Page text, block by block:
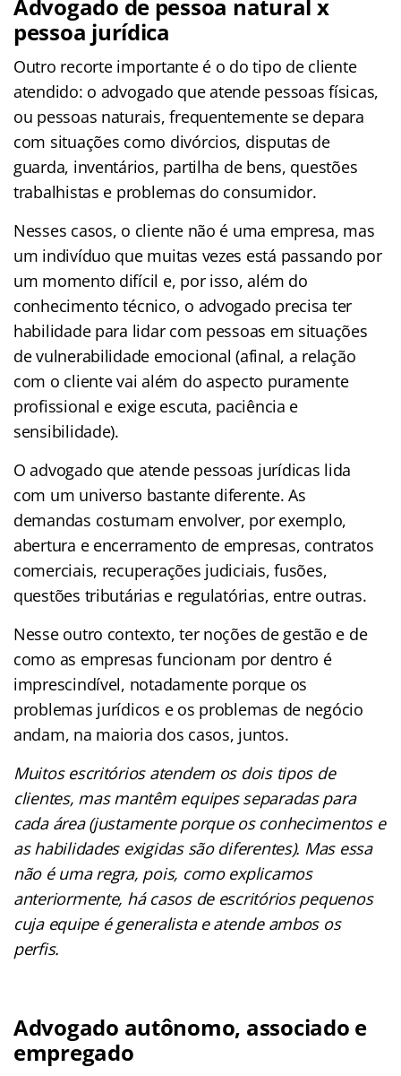
Advogado de pessoa natural x
pessoa jurídica
Outro recorte importante é o do tipo de cliente
atendido: o advogado que atende pessoas físicas,
ou pessoas naturais, frequentemente se depara
com situações como divórcios, disputas de
guarda, inventários, partilha de bens, questões
trabalhistas e problemas do consumidor.
Nesses casos, o cliente não é uma empresa, mas
um indivíduo que muitas vezes está passando por
um momento difícil e, por isso, além do
conhecimento técnico, o advogado precisa ter
habilidade para lidar com pessoas em situações
de vulnerabilidade emocional (afinal, a relação
com o cliente vai além do aspecto puramente
profissional e exige escuta, paciência e
sensibilidade).
O advogado que atende pessoas jurídicas lida
com um universo bastante diferente. As
demandas costumam envolver, por exemplo,
abertura e encerramento de empresas, contratos
comerciais, recuperações judiciais, fusões,
questões tributárias e regulatórias, entre outras.
Nesse outro contexto, ter noções de gestão e de
como as empresas funcionam por dentro é
imprescindível, notadamente porque os
problemas jurídicos e os problemas de negócio
andam, na maioria dos casos, juntos.
Muitos escritórios atendem os dois tipos de
clientes, mas mantêm equipes separadas para
cada área (justamente porque os conhecimentos e
as habilidades exigidas são diferentes). Mas essa
não é uma regra, pois, como explicamos
anteriormente, há casos de escritórios pequenos
cuja equipe é generalista e atende ambos os
perfis.
Advogado autônomo, associado e
empregado